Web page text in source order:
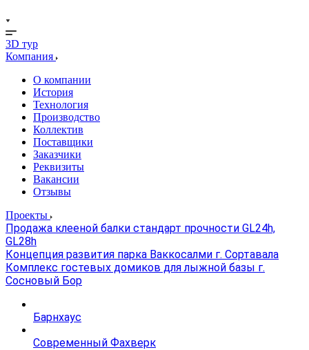
3D тур
Компания
О компании
История
Технология
Производство
Коллектив
Поставщики
Заказчики
Реквизиты
Вакансии
Отзывы
Проекты
Продажа клееной балки стандарт прочности GL24h,
GL28h
Концепция развития парка Ваккосалми г. Сортавала
Комплекс гостевых домиков для лыжной базы г.
Сосновый Бор
Барнхаус
Современный Фахверк